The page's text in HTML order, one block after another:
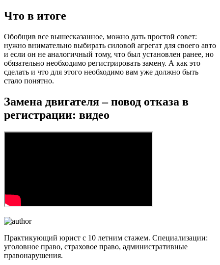
Что в итоге
Обобщив все вышесказанное, можно дать простой совет:
нужно внимательно выбирать силовой агрегат для своего авто
и если он не аналогичный тому, что был установлен ранее, но
обязательно необходимо регистрировать замену. А как это
сделать и что для этого необходимо вам уже должно быть
стало понятно.
Замена двигателя – повод отказа в
регистрации: видео
Практикующий юрист с 10 летним стажем. Специализации:
уголовное право, страховое право, административные
правонарушения.